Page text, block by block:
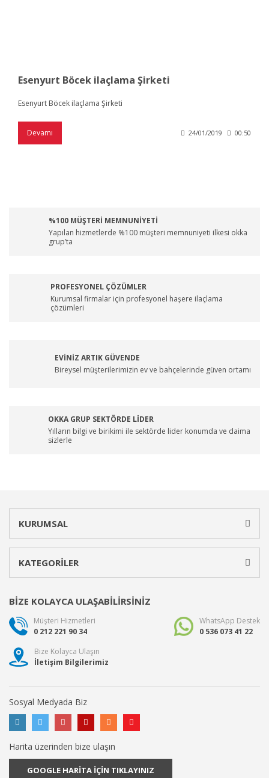
Esenyurt Böcek ilaçlama Şirketi
Esenyurt Böcek ilaçlama Şirketi
Devamı 24/01/2019 00:50
%100 MÜŞTERİ MEMNUNİYETİ
Yapılan hizmetlerde %100 müşteri memnuniyeti ilkesi okka
grup’ta
PROFESYONEL ÇÖZÜMLER
Kurumsal firmalar için profesyonel haşere ilaçlama
çözümleri
EVİNİZ ARTIK GÜVENDE
Bireysel müşterilerimizin ev ve bahçelerinde güven ortamı
OKKA GRUP SEKTÖRDE LİDER
Yılların bilgi ve birikimi ile sektörde lider konumda ve daima
sizlerle
KURUMSAL
KATEGORİLER
BİZE KOLAYCA ULAŞABİLİRSİNİZ
Müşteri Hizmetleri
0 212 221 90 34
WhatsApp Destek
0 536 073 41 22
Bize Kolayca Ulaşın
İletişim Bilgilerimiz
Sosyal Medyada Biz
Harita üzerinden bize ulaşın
GOOGLE HARİTA İÇİN TIKLAYINIZ